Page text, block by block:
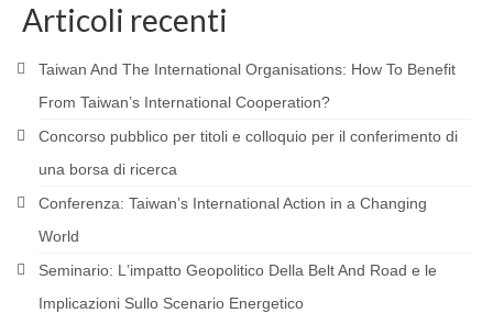
PROJECTS AND PUBLICATIONS
MATERIALS
SOURCES AND WEBSITES OF INTEREST
ASIA
PROJECTS AND PUBLICATIONS
Articoli recenti
Taiwan And The International Organisations: How To Benefit
From Taiwan’s International Cooperation?
Concorso pubblico per titoli e colloquio per il conferimento di
una borsa di ricerca
Conferenza: Taiwanʼs International Action in a Changing
World
Seminario: Lʼimpatto Geopolitico Della Belt And Road e le
Implicazioni Sullo Scenario Energetico